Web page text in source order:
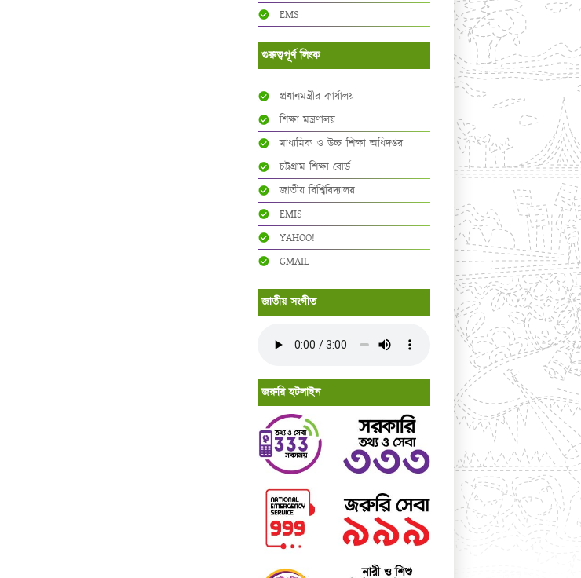
EMS
গুরুত্বপূর্ণ লিংক
প্রধানমন্ত্রীর কার্যালয়
শিক্ষা মন্ত্রণালয়
মাধ্যমিক ও উচ্চ শিক্ষা অধিদপ্তর
চট্টগ্রাম শিক্ষা বোর্ড
জাতীয় বিশ্বিবিদ্যালয়
EMIS
YAHOO!
GMAIL
জাতীয় সংগীত
জরুরি হটলাইন